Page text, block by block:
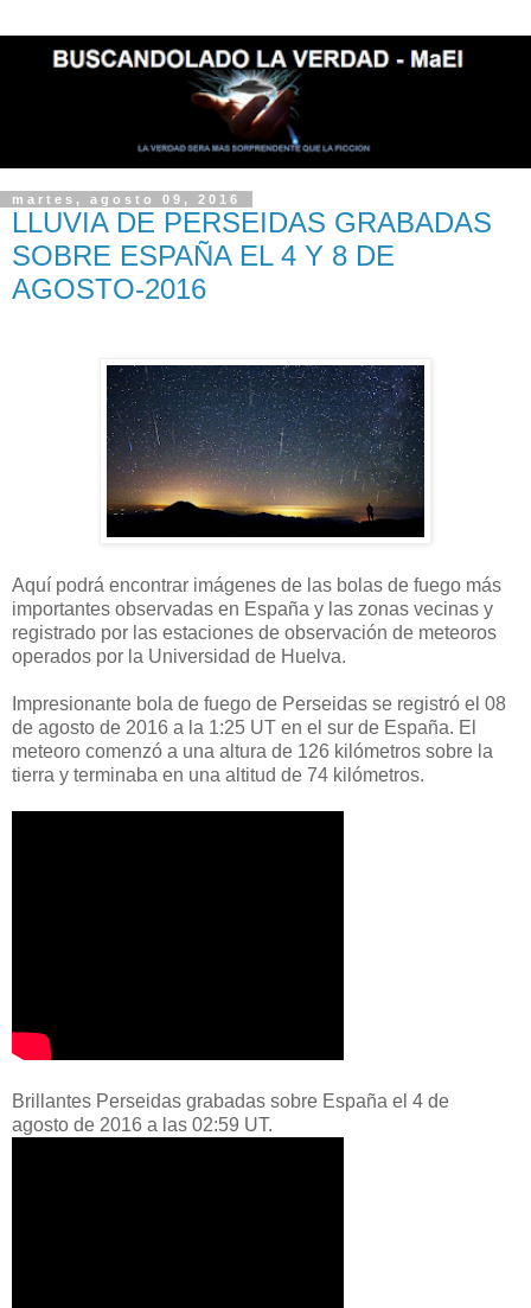
martes, agosto 09, 2016
LLUVIA DE PERSEIDAS GRABADAS
SOBRE ESPAÑA EL 4 Y 8 DE
AGOSTO-2016
Aquí podrá encontrar imágenes de las bolas de fuego más
importantes observadas en España y las zonas vecinas y
registrado por las estaciones de observación de meteoros
operados por la Universidad de Huelva.
Impresionante bola de fuego de Perseidas se registró el 08
de agosto de 2016 a la 1:25 UT en el sur de España. El
meteoro comenzó a una altura de 126 kilómetros sobre la
tierra y terminaba en una altitud de 74 kilómetros.
Brillantes Perseidas grabadas sobre España el 4 de
agosto de 2016 a las 02:59 UT.